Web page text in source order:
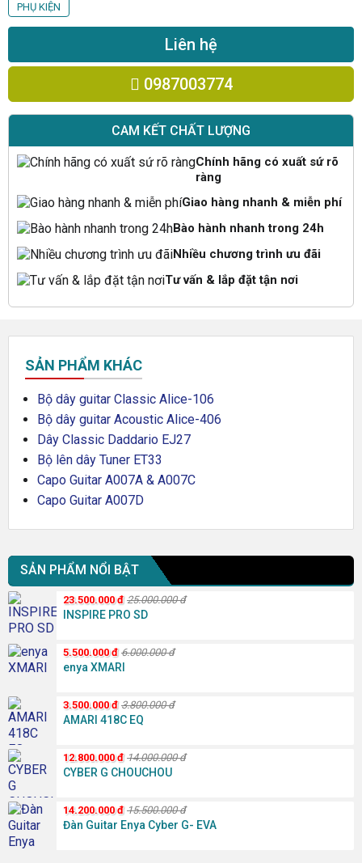
PHỤ KIỆN
Liên hệ
0987003774
CAM KẾT CHẤT LƯỢNG
Chính hãng có xuất sứ rõ
ràng
Giao hàng nhanh & miễn phí
Bào hành nhanh trong 24h
Nhiều chương trình ưu đãi
Tư vấn & lắp đặt tận nơi
SẢN PHẨM KHÁC
Bộ dây guitar Classic Alice-106
Bộ dây guitar Acoustic Alice-406
Dây Classic Daddario EJ27
Bộ lên dây Tuner ET33
Capo Guitar A007A & A007C
Capo Guitar A007D
SẢN PHẨM NỔI BẬT
23.500.000 đ 25.000.000 đ
INSPIRE PRO SD
5.500.000 đ 6.000.000 đ
enya XMARI
3.500.000 đ 3.800.000 đ
AMARI 418C EQ
12.800.000 đ 14.000.000 đ
CYBER G CHOUCHOU
14.200.000 đ 15.500.000 đ
Đàn Guitar Enya Cyber G- EVA